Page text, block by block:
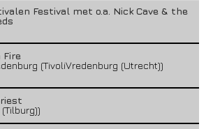
Festival met o.a. Nick Cave & the
Fire
(TivoliVredenburg (Utrecht))